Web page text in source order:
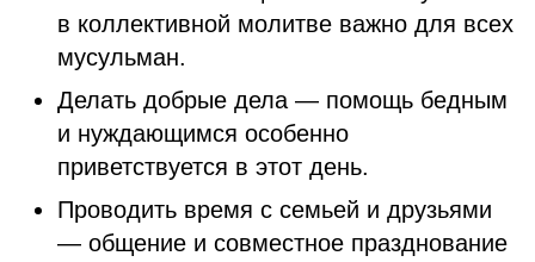
в коллективной молитве важно для всех
мусульман.
Делать добрые дела — помощь бедным
и нуждающимся особенно
приветствуется в этот день.
Проводить время с семьей и друзьями
— общение и совместное празднование